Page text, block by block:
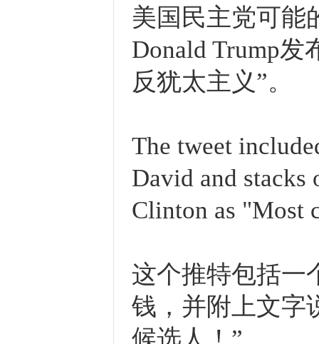
美国民主党可能
Donald Trump
反犹太主义”。
The tweet
David and
Clinton as "Most
这个推特包括一
钱，并附上文字